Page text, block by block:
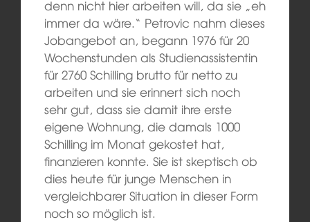
denn nicht hier arbeiten will, da sie „eh
immer da wäre.“ Petrovic nahm dieses
Jobangebot an, begann 1976 für 20
Wochenstunden als Studienassistentin
für 2760 Schilling brutto für netto zu
arbeiten und sie erinnert sich noch
sehr gut, dass sie damit ihre erste
eigene Wohnung, die damals 1000
Schilling im Monat gekostet hat,
finanzieren konnte. Sie ist skeptisch ob
dies heute für junge Menschen in
vergleichbarer Situation in dieser Form
noch so möglich ist.